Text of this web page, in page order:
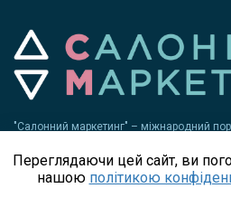
Переглядаючи цей сайт, ви
нашою політикою
"Салонний маркетинг" – міжнародний
заборонено. За достовірність
реклами, відповідальність несе